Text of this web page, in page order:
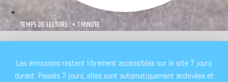
TEMPS DE LECTURE : < 1 MINUTE
Les émissions restent librement accessibles sur le site 7 jours
durant. Passés 7 jours, elles sont automatiquement archivées et